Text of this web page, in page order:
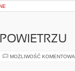
MOŻLIWOŚĆ